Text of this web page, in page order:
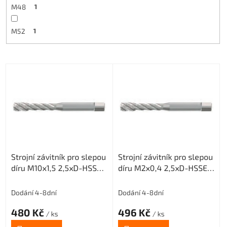
M48 1
M52 1
Strojní závitník pro slepou
díru M10x1,5 2,5xD-HSSE-
Dodání 4-8dní
480 Kč / ks
Strojní závitník pro slepou
díru M2x0,4 2,5xD-HSSE-
Dodání 4-8dní
496 Kč / ks